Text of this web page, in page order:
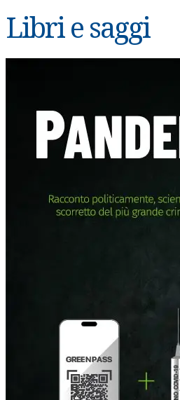
Libri e saggi